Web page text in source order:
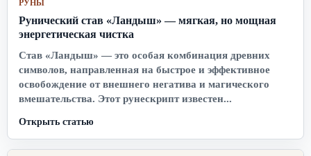
РУНЫ
Рунический став «Ландыш» — мягкая, но мощная
энергетическая чистка
Став «Ландыш» — это особая комбинация древних
символов, направленная на быстрое и эффективное
освобождение от внешнего негатива и магического
вмешательства. Этот рунескрипт известен...
Открыть статью